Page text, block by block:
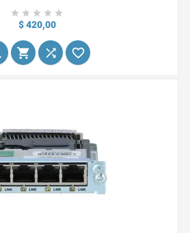
Gigabit Ethernet adicional
a través de SFP (Small...
    
$ 420,00Precio
  